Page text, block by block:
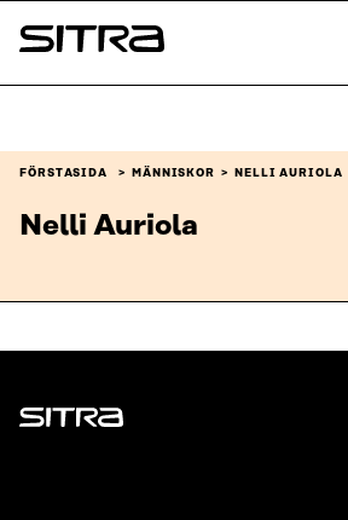
Skip to
content
Sitra
FÖRSTASIDA MÄNNISKOR NELLI AURIOLA
Nelli Auriola
Sitra